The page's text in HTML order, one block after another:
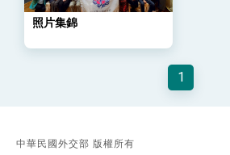
總統以「韌性之島，希望之
總統主持「守護民主台灣國
變局中 奮起的新臺灣 總
賴總統就職演說影片
照片集錦
1
中華民國外交部 版權所有